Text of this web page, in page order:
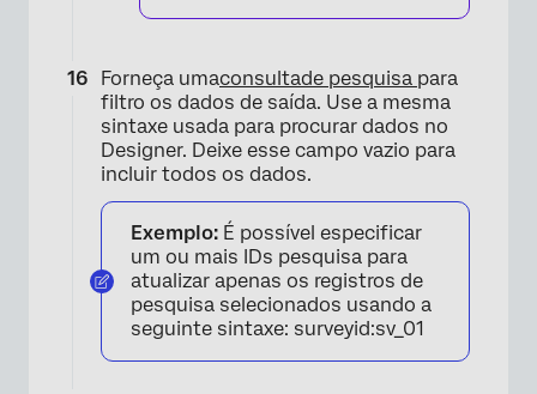
×
Forneça umaconsultade pesquisa para
filtro os dados de saída. Use a mesma
sintaxe usada para procurar dados no
Designer. Deixe esse campo vazio para
incluir todos os dados.
Exemplo: É possível especificar
um ou mais IDs pesquisa para
atualizar apenas os registros de
pesquisa selecionados usando a
seguinte sintaxe: surveyid:sv_01